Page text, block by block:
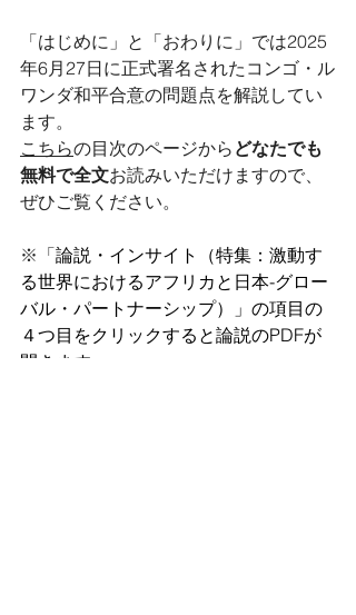
「はじめに」と「おわりに」では2025
年6月27日に正式署名されたコンゴ・ル
ワンダ和平合意の問題点を解説してい
ます。
こちらの目次のページから どなたでも
無料で全文お読みいただけますので、
ぜひご覧ください。
※「論説・インサイト（特集：激動す
る世界におけるアフリカと日本-グロー
バル・パートナーシップ）」の項目の
４つ目をクリックすると論説のPDFが
開きます。